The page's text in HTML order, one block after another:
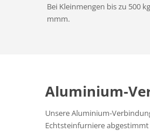
Bei Kleinmengen bis zu 500
mmm.
Aluminium-
Unsere Aluminium-
Echtsteinfurniere